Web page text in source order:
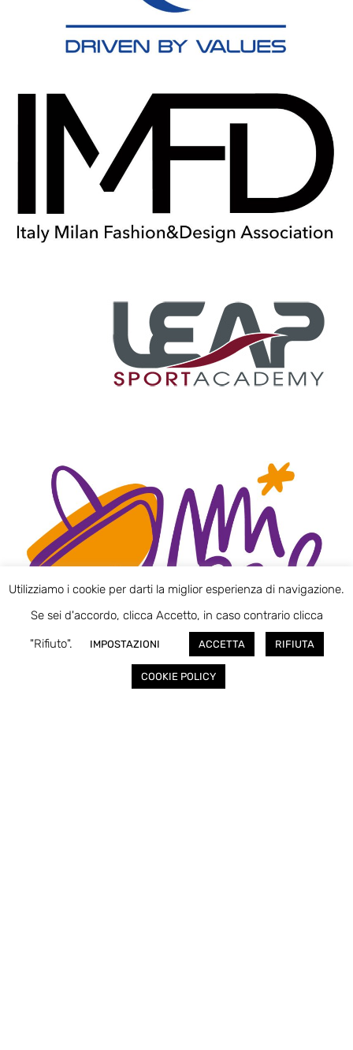
Utilizziamo i cookie per darti la miglior esperienza di navigazione.
Se sei d'accordo, clicca Accetto, in caso contrario clicca
"Rifiuto".
IMPOSTAZIONI ACCETTA RIFIUTA
COOKIE POLICY